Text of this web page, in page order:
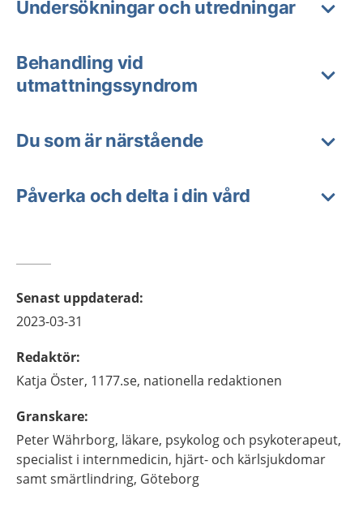
Undersökningar och utredningar
Behandling vid
utmattningssyndrom
Du som är närstående
Påverka och delta i din vård
Senast uppdaterad:
2023-03-31
Redaktör:
Katja Öster, 1177.se, nationella redaktionen
Granskare:
PeterWährborg, läkare, psykolog och psykoterapeut,
specialist i internmedicin, hjärt- och kärlsjukdomar
samt smärtlindring, Göteborg